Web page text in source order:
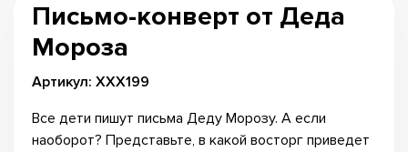
Письмо-конверт от Деда
Мороза
Артикул: ХХХ199
Все дети пишут письма Деду Морозу. А если
наоборот? Представьте, в какой восторг приведет